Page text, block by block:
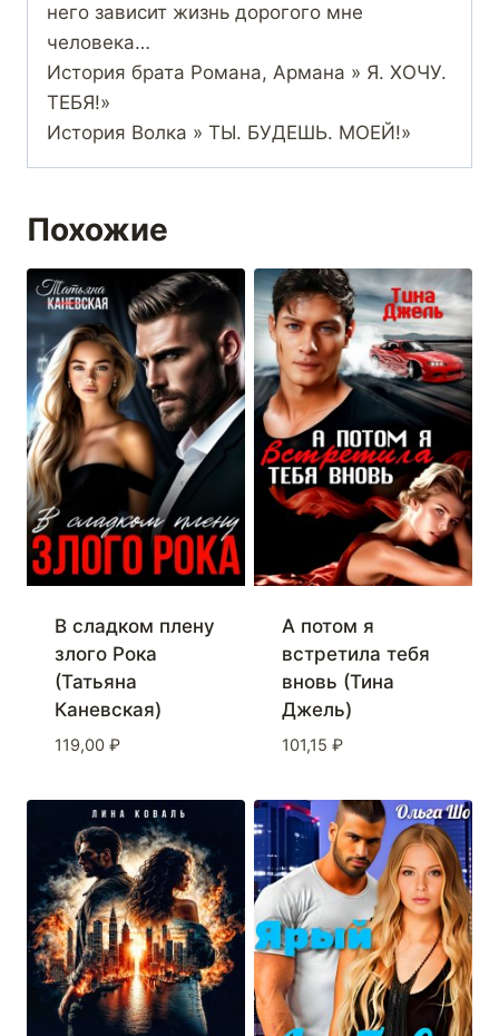
него зависит жизнь дорогого мне
человека…
История брата Романа, Армана » Я. ХОЧУ.
ТЕБЯ!»
История Волка » ТЫ. БУДЕШЬ. МОЕЙ!»
Похожие
В сладком плену
злого Рока
(Татьяна
Каневская)
119,00 ₽
А потом я
встретила тебя
вновь (Тина
Джель)
101,15 ₽